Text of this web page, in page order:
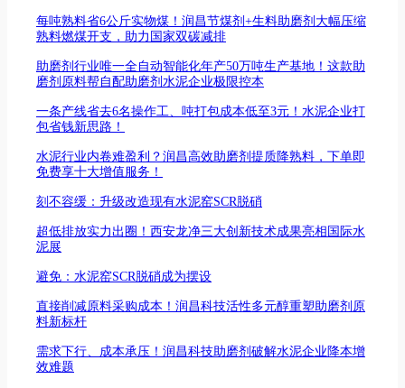
每吨熟料省6公斤实物煤！润昌节煤剂+生料助磨剂大幅压缩
熟料燃煤开支，助力国家双碳减排
助磨剂行业唯一全自动智能化年产50万吨生产基地！这款助
磨剂原料帮自配助磨剂水泥企业极限控本
一条产线省去6名操作工、吨打包成本低至3元！水泥企业打
包省钱新思路！
水泥行业内卷难盈利？润昌高效助磨剂提质降熟料，下单即
免费享十大增值服务！
刻不容缓：升级改造现有水泥窑SCR脱硝
超低排放实力出圈！西安龙净三大创新技术成果亮相国际水
泥展
避免：水泥窑SCR脱硝成为摆设
直接削减原料采购成本！润昌科技活性多元醇重塑助磨剂原
料新标杆
需求下行、成本承压！润昌科技助磨剂破解水泥企业降本增
效难题